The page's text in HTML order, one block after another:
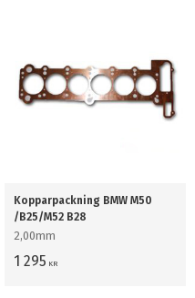
Kopparpackning BMW M50
/B25/M52 B28
2,00mm
1 295 KR